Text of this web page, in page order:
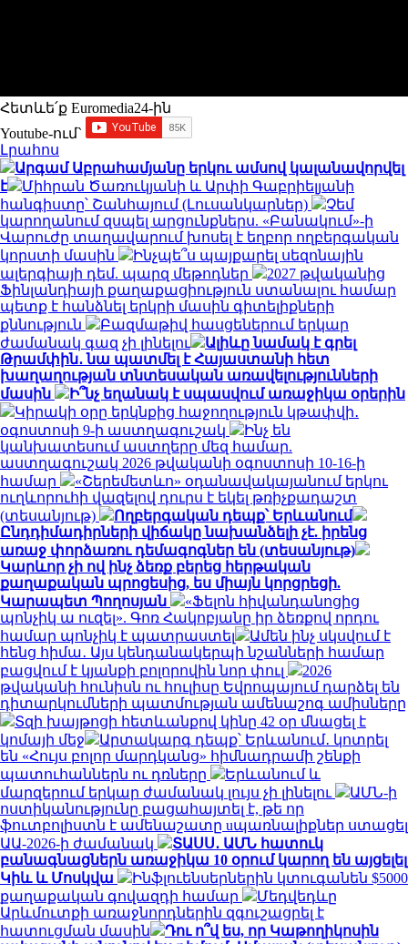
Հետևե՛ք Euromedia24-ին
Youtube-ում`
Լրահոս
Արգամ Աբրահամյանը երկու ամսով կալանավորվել
է
Միհրան Ծառուկյանի և Արփի Գաբրիելյանի
հանգիստը՝ Շանհայում (Լուսանկարներ)
Չեմ
կարողանում զսպել արցունքներս. «Բանակում»-ի
Վարուժը տաղավարում խոսել է եղբոր ողբերգական
կորստի մասին
Ինչպե՞ս պայքարել սեզոնային
ալերգիայի դեմ. պարզ մեթոդներ
2027 թվականից
Ֆինլանդիայի քաղաքացիություն ստանալու համար
պետք է հանձնել երկրի մասին գիտելիքների
քննություն
Բազմաթիվ հասցեներում երկար
ժամանակ գազ չի լինելու
Ալիևը նամակ է գրել
Թրամփին․ նա պատմել է Հայաստանի հետ
խաղաղության տնտեսական առավելությունների
մասին
Ի՞նչ եղանակ է սպասվում առաջիկա օրերին
Կիրակի օրը երկնքից հաջողություն կթափվի․
օգոստոսի 9-ի աստղագուշակ
Ինչ են
կանխատեսում աստղերը մեզ համար.
աստղագուշակ 2026 թվականի օգոստոսի 10-16-ի
համար
«Շերեմետևո» օդանավակայանում երկու
ուղևորուհի վազելով դուրս է եկել թռիչքադաշտ
(տեսանյութ)
Ողբերգական դեպք՝ Երևանում
Ընդդիմադիրների վիճակը նախանձելի չէ. իրենց
առաջ փորձառու դեմագոգներ են (տեսանյութ)
Կարևոր չի ով ինչ ձեռք բերեց հերթական
քաղաքական պրոցեսից, ես միայն կորցրեցի.
Կարապետ Պողոսյան
«Ֆելոն հիվանդանոցից
պոնչիկ ա ուզել». Գոռ Հակոբյանը իր ձեռքով որդու
համար պոնչիկ է պատրաստել
Ամեն ինչ սկսվում է
հենց հիմա․ Այս կենդանակերպի նշանների համար
բացվում է կյանքի բոլորովին նոր փուլ
2026
թվականի հունիսն ու հուլիսը Եվրոպայում դարձել են
դիտարկումների պատմության ամենաշոգ ամիսները
Տզի խայթոցի հետևանքով կինը 42 օր մնացել է
կոմայի մեջ
Արտակարգ դեպք՝ Երևանում․ կոտրել
են «Հույս բոլոր մարդկանց» հիմնադրամի շենքի
պատուհաններն ու դռները
Երևանում և
մարզերում երկար ժամանակ լույս չի լինելու
ԱՄՆ-ի
ոստիկանությունը բացահայտել է, թե որ
ֆուտբոլիստն է ամենաշատը uպառնալիքներ ստացել
ԱԱ-2026-ի ժամանակ
ՏԱՍՍ․ ԱՄՆ հատուկ
բանագնացներն առաջիկա 10 օրում կարող են այցելել
Կիև և Մոսկվա
Ինֆլուենսերներին կտուգանեն $5000
քաղաքական գովազդի համար
Մեդվեդևը
Արևմուտքի առաջնորդներին զգուշացրել է
հատուցման մասին
Դու ո՞վ ես, որ Կաթողիկոսին